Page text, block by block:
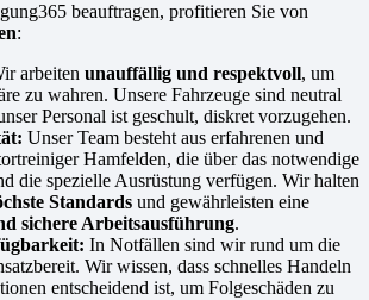
beauftragen, profitieren Sie von
:
arbeiten unauffällig und respektvoll, um
zu wahren. Unsere Fahrzeuge sind neutral
Personal ist geschult, diskret vorzugehen.
Unser Team besteht aus erfahrenen und
Hamfelden, die über das notwendige
die spezielle Ausrüstung verfügen. Wir halten
Standards und gewährleisten eine
sichere Arbeitsausführung.
In Notfällen sind wir rund um die
Wir wissen, dass schnelles Handeln
entscheidend ist, um Folgeschäden zu